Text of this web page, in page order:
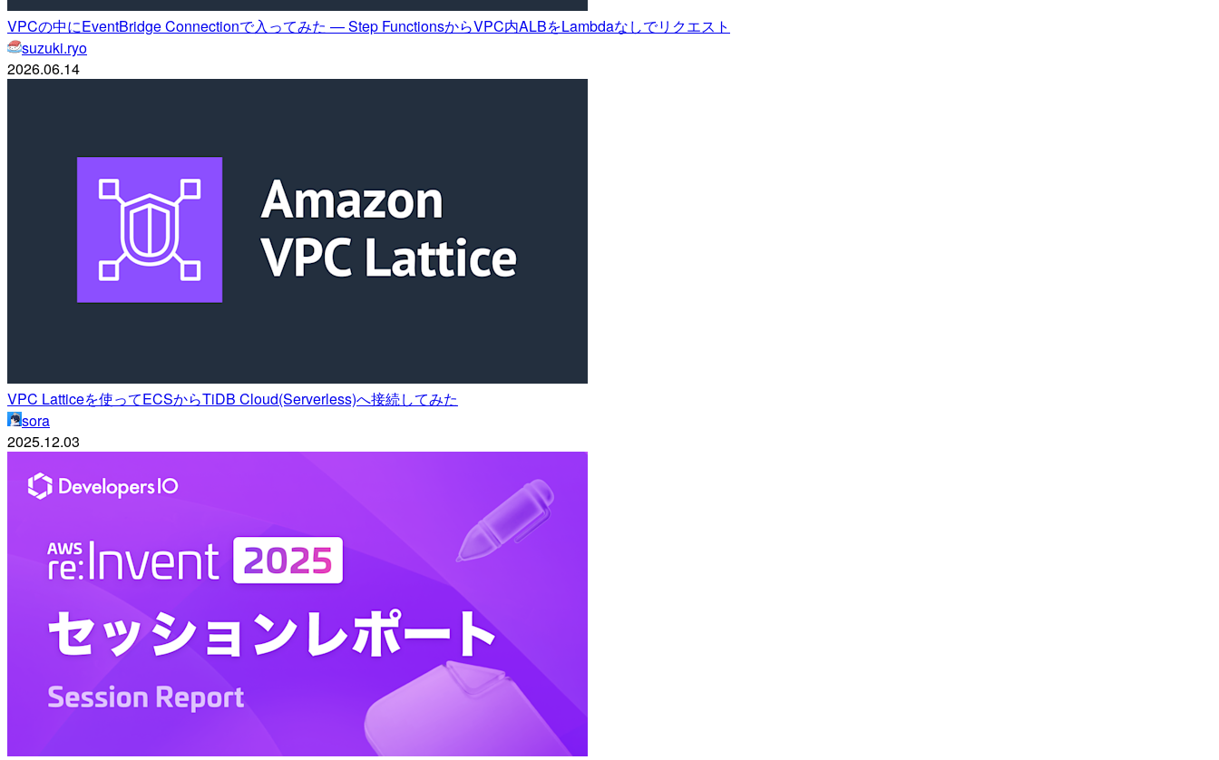
VPCの中にEventBridge Connectionで入ってみた — Step FunctionsからVPC内ALBをLambdaなしでリクエスト
suzuki.ryo
2026.06.14
VPC Latticeを使ってECSからTiDB Cloud(Serverless)へ接続してみた
sora
2025.12.03